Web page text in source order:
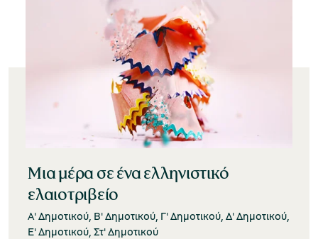
Μουσείο Ελιάς και Ελληνικού Λαδιού
Λέσβου
Μια μέρα σε ένα ελληνιστικό
ελαιοτριβείο
Α' Δημοτικού, Β' Δημοτικού, Γ' Δημοτικού, Δ' Δημοτικού,
Ε' Δημοτικού, Στ' Δημοτικού